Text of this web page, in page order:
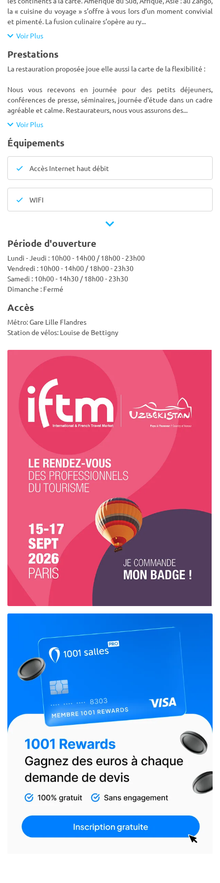
la « cuisine du voyage » s’offre à vous lors d’un moment convivial
et pimenté. La fusion culinaire s’opère au ry...
Voir Plus
Prestations
La restauration proposée joue elle aussi la carte de la flexibilité :
Nous vous recevons en journée pour des petits déjeuners,
conférences de presse, séminaires, journée d'étude dans un cadre
agréable et calme. Restaurateurs, nous vous assurons des...
Voir Plus
Équipements
Accès Internet haut débit
WIFI
Période d'ouverture
Lundi - Jeudi : 10h00 - 14h00 / 18h00 - 23h00
Vendredi : 10h00 - 14h00 / 18h00 - 23h30
Samedi : 10h00 - 14h30 / 18h00 - 23h30
Dimanche : Fermé
Accès
Métro: Gare Lille Flandres
Station de vélos: Louise de Bettigny